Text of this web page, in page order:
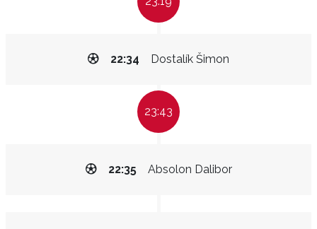
Dostalík Šimon
22:34
23:43
Absolon Dalibor
22:35